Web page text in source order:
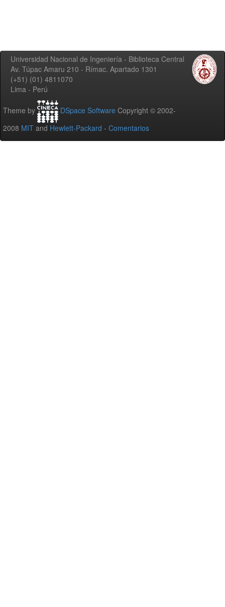
Universidad Nacional de Ingeniería - Biblioteca Central
Av. Túpac Amaru 210 - Rímac. Apartado 1301
(+51) (01) 4811070
Lima - Perú
Theme by DSpace Software Copyright © 2002-
2008 MIT and Hewlett-Packard - Comentarios